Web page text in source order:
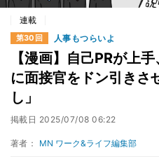
連載
第30回 人事もつらいよ
【漫画】自己PRが上
に面接官をドン引きさ
し」
掲載日 2025/07/08 06:22
著者： MN ワーク&ライフ編集部